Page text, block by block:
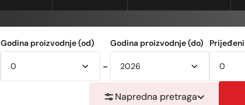
Godina proizvodnje (od)
-
Godina proizvodnje (do)
Napredna pretraga